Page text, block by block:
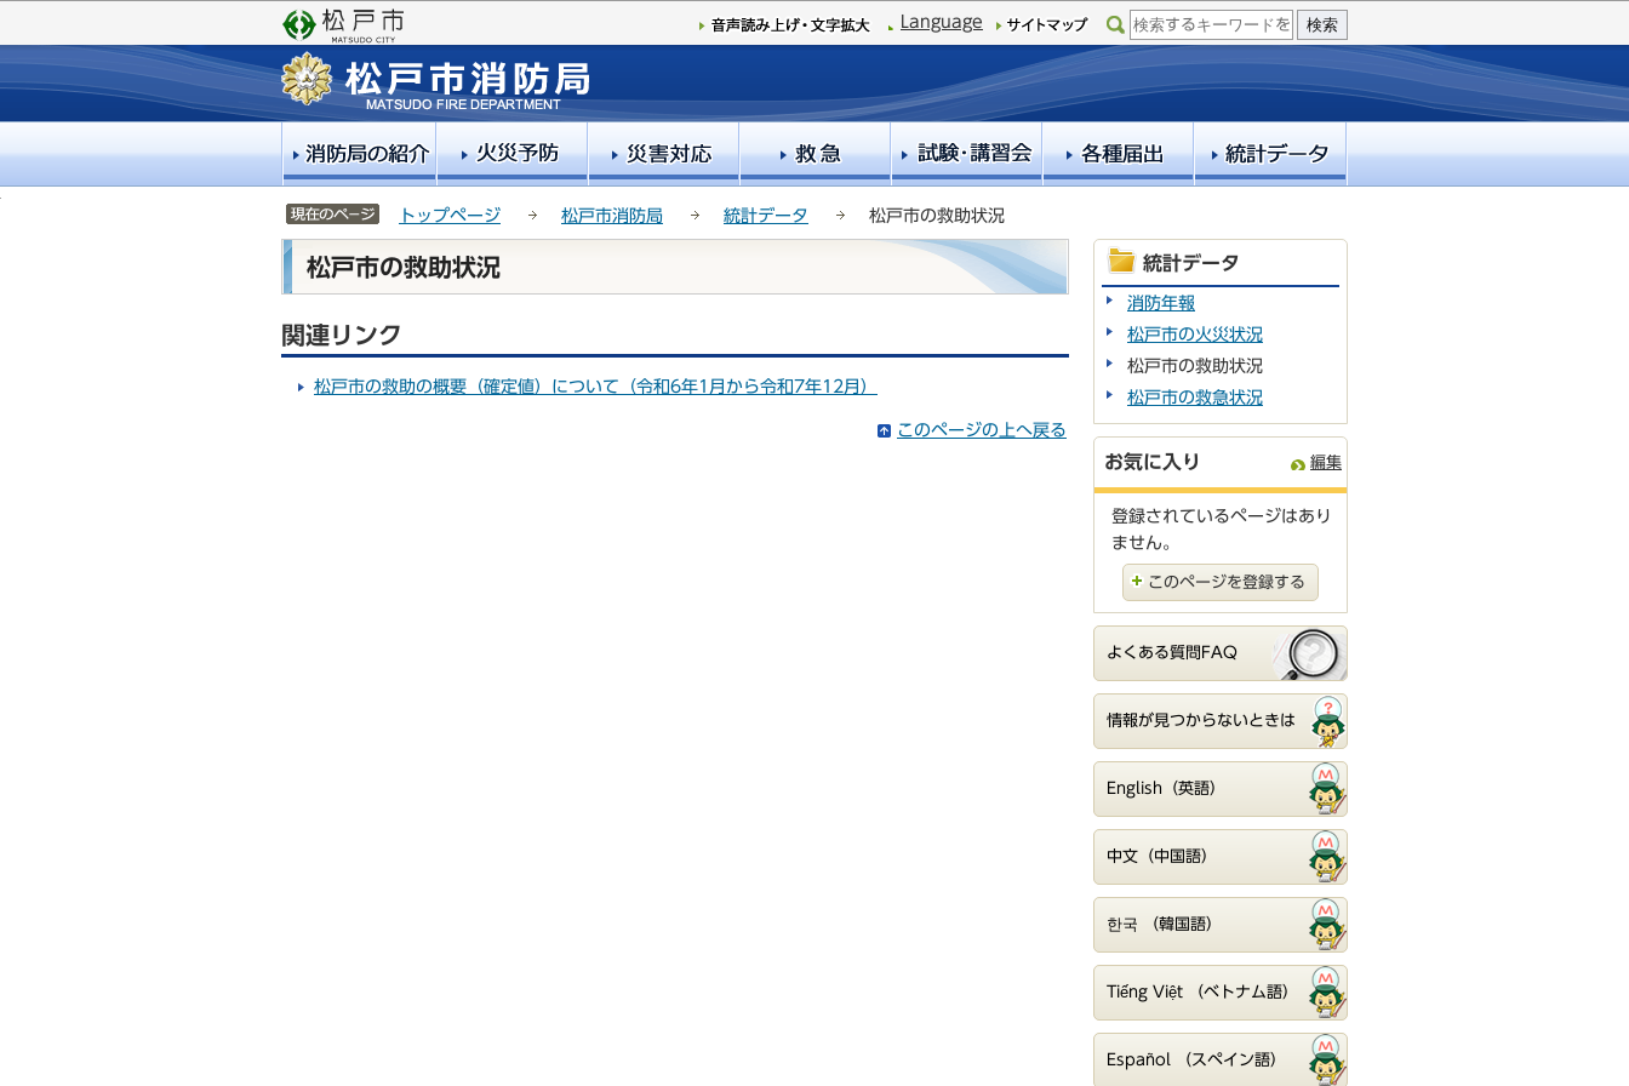
ペ
ー
ジ
頭
ト
メ
ニ
こ
このページの本文へ移動Language
サイトメニューここまで
トップページ 松戸市消防局 統計データ 松戸市の救助状況
本
こ
か
松戸市の救助状況
関連リンク
松戸市の救助の概要（確定値）について（令和6年1月から令和7年12月）
このページの上へ戻る
統計データ
消防年報
松戸市の火災状況
松戸市の救助状況
松戸市の救急状況
お気に入り 編集
登録されているページはあり
ません。
このページを登録する
よくある質問FAQ
情報が見つからないときは
English（英語）
中文（中国語）
한국 （韓国語）
Tiếng Việt （ベトナム語）
Español （スペイン語）